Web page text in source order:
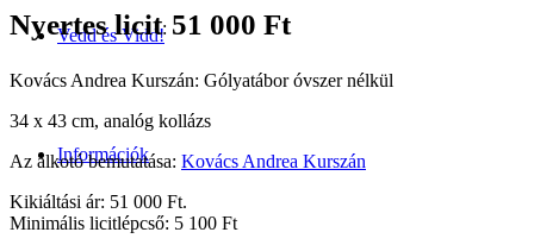
Vedd és Vidd!
Információk
Nyertes licit: 51 000 Ft
Kovács Andrea Kurszán: Gólyatábor óvszer nélkül
34 x 43 cm, analóg kollázs
Az alkotó bemutatása: Kovács Andrea Kurszán
Kikiáltási ár: 51 000 Ft.
Minimális licitlépcső: 5 100 Ft